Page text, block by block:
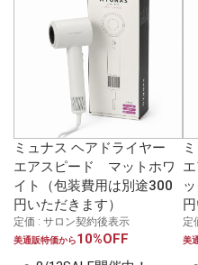
ミュナス ヘアドライヤー
エアスピード マットホワ
イト（包装費用は別途300
円いただきます）
定価 : サロン契約後表示
美通販特価から10%OFF
定
美